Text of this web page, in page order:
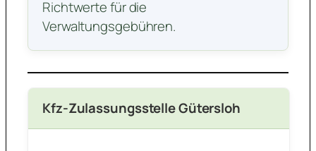
Richtwerte für die
Verwaltungsgebühren.
Kfz-Zulassungsstelle Gütersloh